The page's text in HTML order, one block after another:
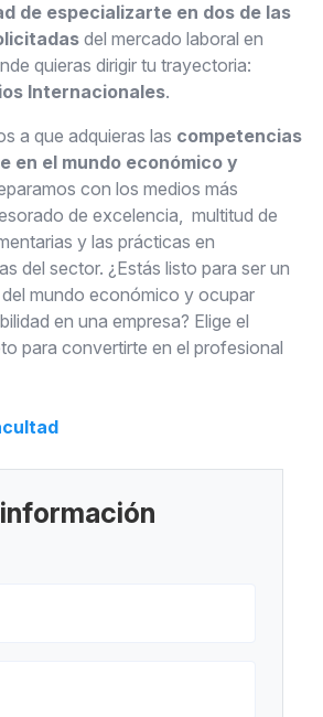
de especializarte en dos de las
del mercado laboral en
quieras dirigir tu trayectoria:
Internacionales.
a que adquieras las competencias
en el mundo económico y
con los medios más
de excelencia, multitud de
y las prácticas en
del sector. ¿Estás listo para ser un
mundo económico y ocupar
en una empresa? Elige el
para convertirte en el profesional